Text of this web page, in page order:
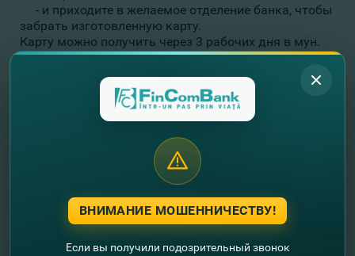
- и приходите в желаемое отделение банка, чтобы
забрать изготовленную карту.
Карту можно получить через 3 рабочих дня в мун.
Кишинэу или через 7 рабочих дней в других
регионах страны.
Другие новости
ВНИМАНИЕ МОШЕННИЧЕСТВУ!
Если вы получили подозрительный звонок